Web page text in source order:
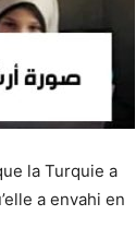
la Turquie a
a envahi en